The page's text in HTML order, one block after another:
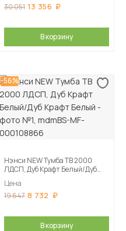
30 051 13 356
В корзину
-56%
Нэнси NEW Тумба ТВ 2000
ЛДСП, Дуб Крафт Белый/Дуб
Цена
19 647 8 732
В корзину